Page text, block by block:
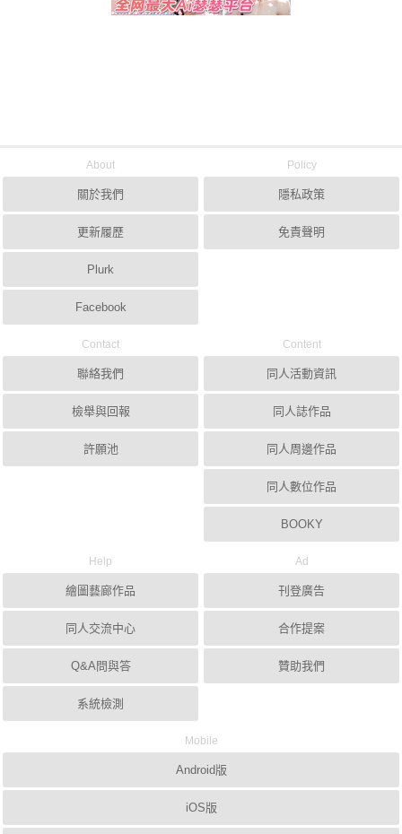
About
關於我們
更新履歷
Plurk
Facebook
Policy
隱私政策
免責聲明
Contact
聯絡我們
檢舉與回報
許願池
Content
同人活動資訊
同人誌作品
同人周邊作品
同人數位作品
BOOKY
Help
繪圖藝廊作品
同人交流中心
Q&A問與答
系統檢測
Ad
刊登廣告
合作提案
贊助我們
Mobile
Android版
iOS版